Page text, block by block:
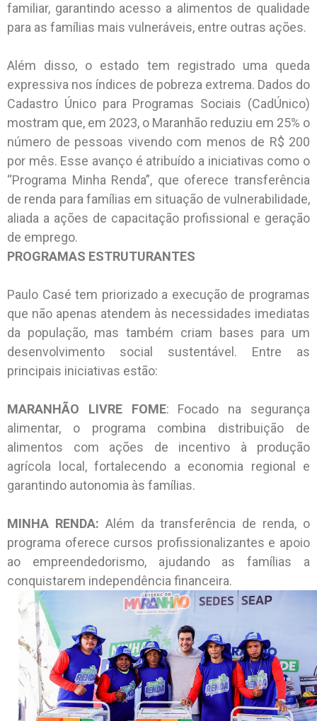
familiar, garantindo acesso a alimentos de qualidade
para as famílias mais vulneráveis, entre outras ações.
Além disso, o estado tem registrado uma queda
expressiva nos índices de pobreza extrema. Dados do
Cadastro Único para Programas Sociais (CadÚnico)
mostram que, em 2023, o Maranhão reduziu em 25% o
número de pessoas vivendo com menos de R$ 200
por mês. Esse avanço é atribuído a iniciativas como o
“Programa Minha Renda”, que oferece transferência
de renda para famílias em situação de vulnerabilidade,
aliada a ações de capacitação profissional e geração
de emprego.
PROGRAMAS ESTRUTURANTES
Paulo Casé tem priorizado a execução de programas
que não apenas atendem às necessidades imediatas
da população, mas também criam bases para um
desenvolvimento social sustentável. Entre as
principais iniciativas estão:
MARANHÃO LIVRE FOME: Focado na segurança
alimentar, o programa combina distribuição de
alimentos com ações de incentivo à produção
agrícola local, fortalecendo a economia regional e
garantindo autonomia às famílias.
MINHA RENDA: Além da transferência de renda, o
programa oferece cursos profissionalizantes e apoio
ao empreendedorismo, ajudando as famílias a
conquistarem independência financeira.